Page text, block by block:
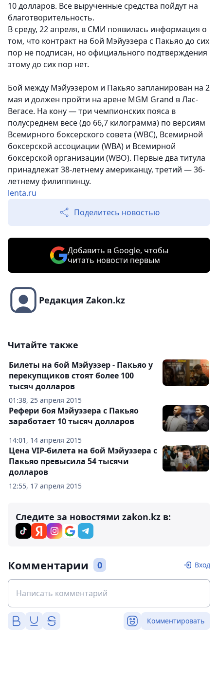
10 долларов. Все вырученные средства пойдут на
благотворительность.
В среду, 22 апреля, в СМИ появилась информация о
том, что контракт на бой Мэйуэзера с Пакьяо до сих
пор не подписан, но официального подтверждения
этому до сих пор нет.
Бой между Мэйуэзером и Пакьяо запланирован на 2
мая и должен пройти на арене MGM Grand в Лас-
Вегасе. На кону — три чемпионских пояса в
полусреднем весе (до 66,7 килограмма) по версиям
Всемирного боксерского совета (WBC), Всемирной
боксерской ассоциации (WBA) и Всемирной
боксерской организации (WBO). Первые два титула
принадлежат 38-летнему американцу, третий — 36-
летнему филиппинцу.
lenta.ru
Поделитесь новостью
Добавить в Google, чтобы
читать новости первым
Редакция Zakon.kz
Читайте также
01:38, 25 апреля 2015
Билеты на бой Мэйуэзер - Пакьяо у
перекупщиков стоят более 100
тысяч долларов
14:01, 14 апреля 2015
Рефери боя Мэйуэзера с Пакьяо
заработает 10 тысяч долларов
12:55, 17 апреля 2015
Цена VIP-билета на бой Мэйуэзера с
Пакьяо превысила 54 тысячи
долларов
Следите за новостями zakon.kz в:
Комментарии 0 Вход
Комментировать